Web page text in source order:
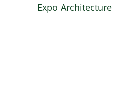
Expo Architecture